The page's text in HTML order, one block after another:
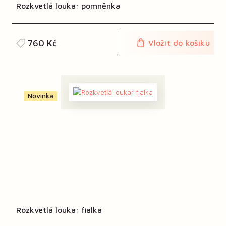
Rozkvetlá louka: pomněnka
760 Kč Vložit do košíku
Novinka
Rozkvetlá louka: fialka